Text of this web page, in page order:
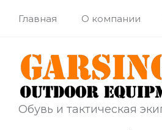
Главная О компании
Обувь и тактическая